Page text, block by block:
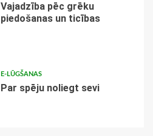
Vajadzība pēc grēku
piedošanas un ticības
E-LŪGŠANAS
Par spēju noliegt sevi